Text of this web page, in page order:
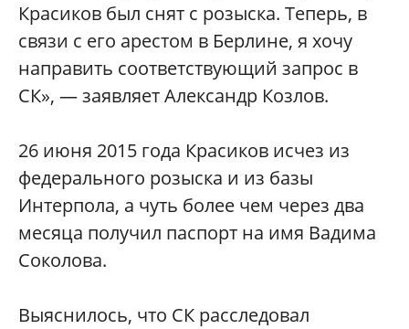
Красиков был снят с розыска. Теперь, в
связи с его арестом в Берлине, я хочу
направить соответствующий запрос в
СК», — заявляет Александр Козлов.
26 июня 2015 года Красиков исчез из
федерального розыска и из базы
Интерпола, а чуть более чем через два
месяца получил паспорт на имя Вадима
Соколова.
Выяснилось, что СК расследовал